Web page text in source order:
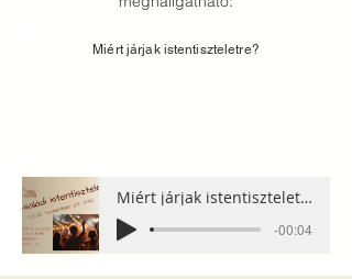
Miért járjak istentiszteletre?
Miért járjak istentiszteletre?
-00:04